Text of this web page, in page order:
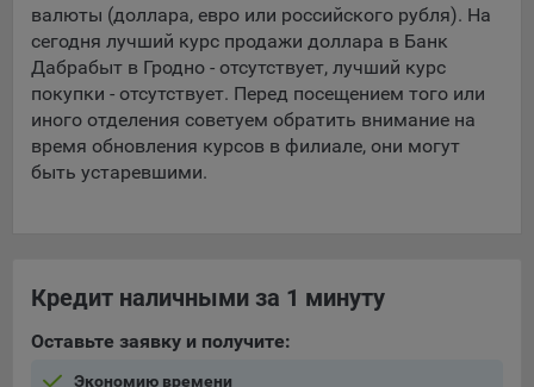
5.4. Создание и предоставление персонализированной
рекламы пользователю.
9.1. Технические (обязательные) файлы cookie, например,
применяемые при регистрации либо входе в систему, или
для оставления отзыва либо комментария. Данные файлы
cookie используются в целях обеспечения корректной
уведомлял пользователя об их использовании — но в таком
случае некоторые разделы сайта могут не работать).
9.2. Функциональные файлы cookie, например,
валюты (доллара, евро или российского рубля). На
сегодня лучший курс продажи доллара в Банк
Дабрабыт в Гродно - отсутствует, лучший курс
покупки - отсутствует. Перед посещением того или
иного отделения советуем обратить внимание на
время обновления курсов в филиале, они могут
быть устаревшими.
Кредит наличными за 1 минуту
Оставьте заявку и получите:
Экономию времени